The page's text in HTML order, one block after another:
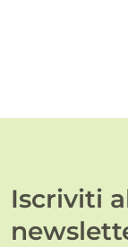
Iscriviti